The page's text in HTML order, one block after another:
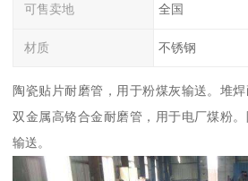
可售卖地 全国
材质 不锈钢
陶瓷贴片耐磨管，用于粉煤灰输送。堆焊
双金属高铬合金耐磨管，用于电厂煤粉
输送。